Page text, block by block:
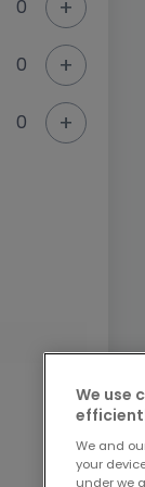
0 +
0 +
0 +
We use
We and
your
under we